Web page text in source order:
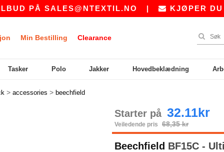
SALES@NTEXTIL.NO| KJØPER DU BULK?
Min Bestilling Clearance
Tasker Polo Jakker Hovedbeklædning
> accessories > beechfield
Starter på 32.11kr
Veiledende pris 68,35 kr
Beechfield BF15C -